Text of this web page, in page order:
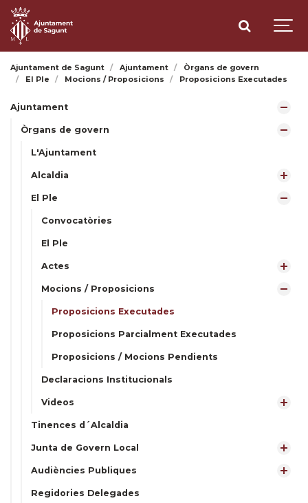
Ajuntament de Sagunt Ajuntament
Òrgans de govern
El Ple
Mocions / Proposicions Proposicions Executades
Ajuntament
Òrgans de govern
L'Ajuntament
Alcaldia
El Ple
Convocatòries
El Ple
Actes
Mocions / Proposicions
Proposicions Executades
Proposicions Parcialment Executades
Proposicions / Mocions Pendients
Declaracions Institucionals
Videos
Tinences d´Alcaldia
Junta de Govern Local
Audiències Publiques
Regidories Delegades